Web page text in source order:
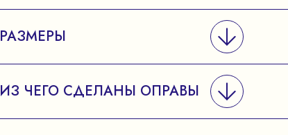
РАЗМЕРЫ
ИЗ ЧЕГО СДЕЛАНЫ ОПРАВЫ